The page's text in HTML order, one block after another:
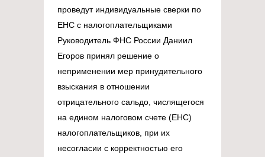
проведут индивидуальные сверки по
ЕНС с налогоплательщиками
Руководитель ФНС России Даниил
Егоров принял решение о
неприменении мер принудительного
взыскания в отношении
отрицательного сальдо, числящегося
на едином налоговом счете (ЕНС)
налогоплательщиков, при их
несогласии с корректностью его